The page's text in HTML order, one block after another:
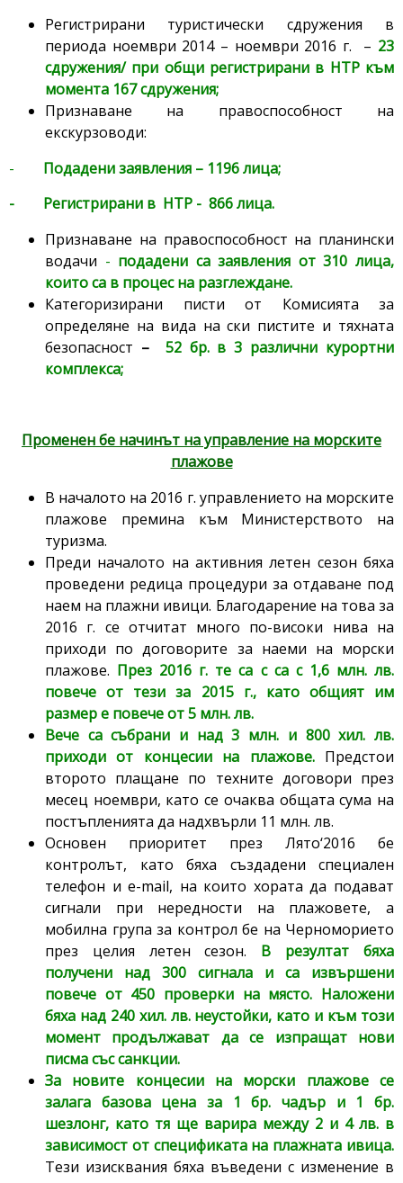
Регистрирани туристически сдружения в
периода ноември 2014 – ноември 2016 г. – 23
сдружения/ при общи регистрирани в НТР към
момента 167 сдружения;
Признаване на правоспособност на
екскурзоводи:
- Подадени заявления – 1196 лица;
- Регистрирани в НТР - 866 лица.
Признаване на правоспособност на планински
водачи - подадени са заявления от 310 лица,
които са в процес на разглеждане.
Категоризирани писти от Комисията за
определяне на вида на ски пистите и тяхната
безопасност –
52 бр. в 3 различни курортни
комплекса;
Променен бе начинът на управление на морските
плажове
В началото на 2016 г. управлението на морските
плажове премина към Министерството на
туризма.
Преди началото на активния летен сезон бяха
проведени редица процедури за отдаване под
наем на плажни ивици. Благодарение на това за
2016 г. се отчитат много по-високи нива на
приходи по договорите за наеми на морски
плажове. През 2016 г. те са с са с 1,6 млн. лв.
повече от тези за 2015 г., като общият им
размер е повече от 5 млн. лв.
Вече са събрани и над 3 млн. и 800 хил. лв.
приходи от концесии на плажове. Предстои
второто плащане по техните договори през
месец ноември, като се очаква общата сума на
постъпленията да надхвърли 11 млн. лв.
Основен приоритет през Лято‘2016 бе
контролът, като бяха създадени специален
телефон и e-mail, на които хората да подават
сигнали при нередности на плажовете, а
мобилна група за контрол бе на Черноморието
през целия летен сезон. В резултат бяха
получени над 300 сигнала и са извършени
повече от 450 проверки на място. Наложени
бяха над 240 хил. лв. неустойки, като и към този
момент продължават да се изпращат нови
писма със санкции.
За новите концесии на морски плажове се
залага базова цена за 1 бр. чадър и 1 бр.
шезлонг, като тя ще варира между 2 и 4 лв. в
зависимост от спецификата на плажната ивица.
Тези изисквания бяха въведени с изменение в